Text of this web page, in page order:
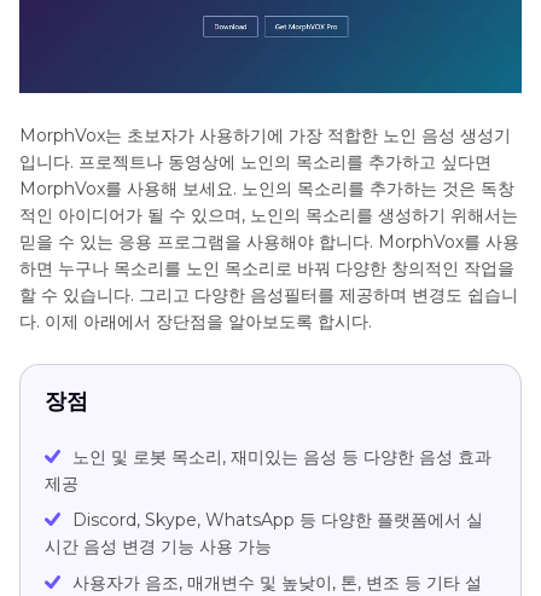
MorphVox는 초보자가 사용하기에 가장 적합한 노인 음성 생성기
입니다. 프로젝트나 동영상에 노인의 목소리를 추가하고 싶다면
MorphVox를 사용해 보세요. 노인의 목소리를 추가하는 것은 독창
적인 아이디어가 될 수 있으며, 노인의 목소리를 생성하기 위해서는
믿을 수 있는 응용 프로그램을 사용해야 합니다. MorphVox를 사용
하면 누구나 목소리를 노인 목소리로 바꿔 다양한 창의적인 작업을
할 수 있습니다. 그리고 다양한 음성필터를 제공하며 변경도 쉽습니
다. 이제 아래에서 장단점을 알아보도록 합시다.
장점
노인 및 로봇 목소리, 재미있는 음성 등 다양한 음성 효과
제공
Discord, Skype, WhatsApp 등 다양한 플랫폼에서 실
시간 음성 변경 기능 사용 가능
사용자가 음조, 매개변수 및 높낮이, 톤, 변조 등 기타 설